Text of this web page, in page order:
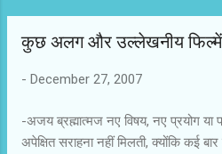
कुछ अलग और उल्लेखनीय फिल्में
- December 27, 2007
-अजय ब्रह्मात्मज नए विषय, नए प्रयोग या
अपेक्षित सराहना नहीं मिलती, क्योंकि कई